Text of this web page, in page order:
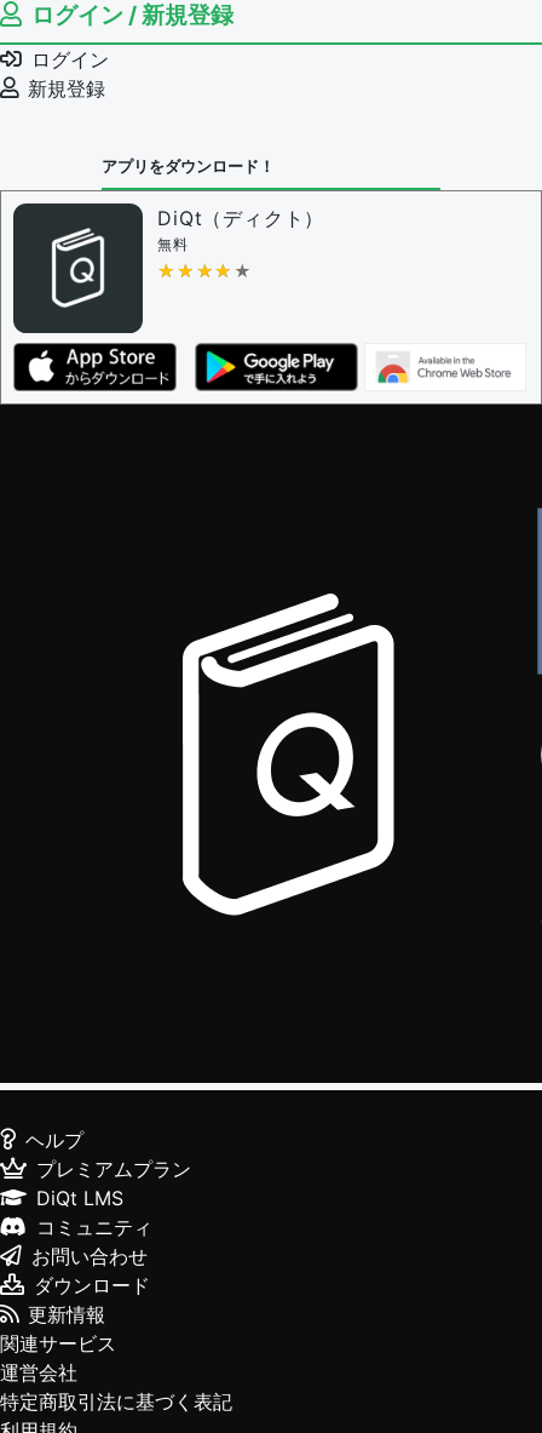
例文の編集権限を持つユーザー -
例文の削除を審査する
審査に対する投票権限を持つユーザー -
決定に必要な投票数 -
問題の編集権限を持つユーザー -すべてのユーザー
審査に対する投票権限を持つユーザー -
決定に必要な投票数 -
編集ガイドライン
ログイン / 新規登録
ログイン
新規登録
アプリをダウンロード！
DiQt（ディクト）
無料
★★★★★
★★★★★
ヘルプ
プレミアムプラン
DiQt LMS
コミュニティ
お問い合わせ
ダウンロード
更新情報
関連サービス
運営会社
特定商取引法に基づく表記